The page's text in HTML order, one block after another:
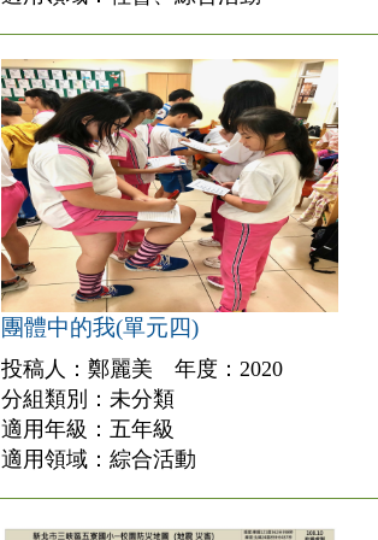
團體中的我(單元四)
投稿人：鄭麗美 年度：2020
分組類別：未分類
適用年級：五年級
適用領域：綜合活動